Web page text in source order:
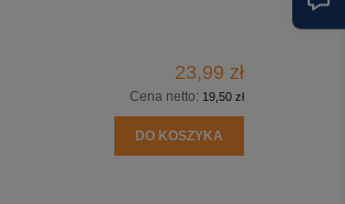
23,99 zł
Cena netto: 19,50 zł
DO KOSZYKA